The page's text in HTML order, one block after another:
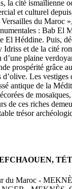
la cité ismaïlienne
et culturel
du Maroc
: Bab El
El Héddine. Puis,
Idriss et de la cité
plaine
prospérité grâce
d’olive. Les
antique de la
de
de ces riches
trésor